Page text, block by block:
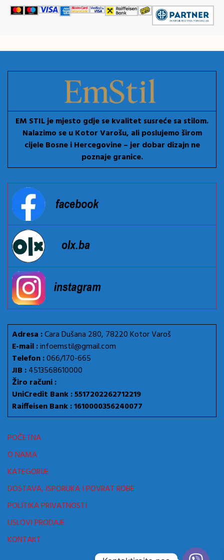
EM STIL je mjesto gdje se kvalitet susreće sa stilom.
Nalazimo se u Kotor Varošu, ali poslujemo širom
cijele Bosne i Hercegovine – jer dobar dizajn ne
poznaje granice.
Adresa :Cara Dušana 280, 78220 Kotor Varoš
E-mail :infoemstil@gmail.com
Telefon :066/170-665
JIB :4513568610000
Žiro računi :
UniCredit Bank : 5517202262712219
Raiffeisen Bank : 1610000356240077
POČETNA
O NAMA
KATEGORIJE
DOSTAVA, ISPORUKA I POVRAT ROBE
POLITIKA PRIVATNOSTI
USLOVI PRODAJE
KONTAKT